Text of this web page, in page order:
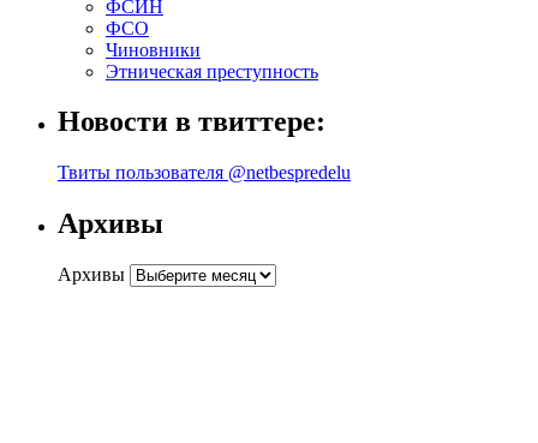
ФСИН
ФСО
Чиновники
Этническая преступность
Новости в твиттере:
Твиты пользователя @netbespredelu
Архивы
Архивы